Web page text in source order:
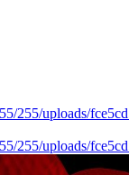
255/uploads/
255/uploads/